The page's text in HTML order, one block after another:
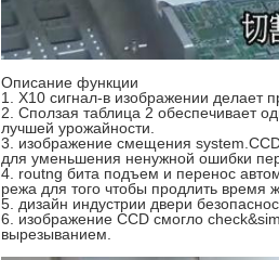
Описание функции
1. X10 сигнал-в изображении делает
2. Сползая таблица 2 обеспечивает
лучшей урожайности.
3. изображение смещения
для уменьшения ненужной ошибки
4. routng бита подъем и перенос
режа для того чтобы продлить время
5. дизайн индустрии двери
6. изображение CCD смогло
вырезыванием.